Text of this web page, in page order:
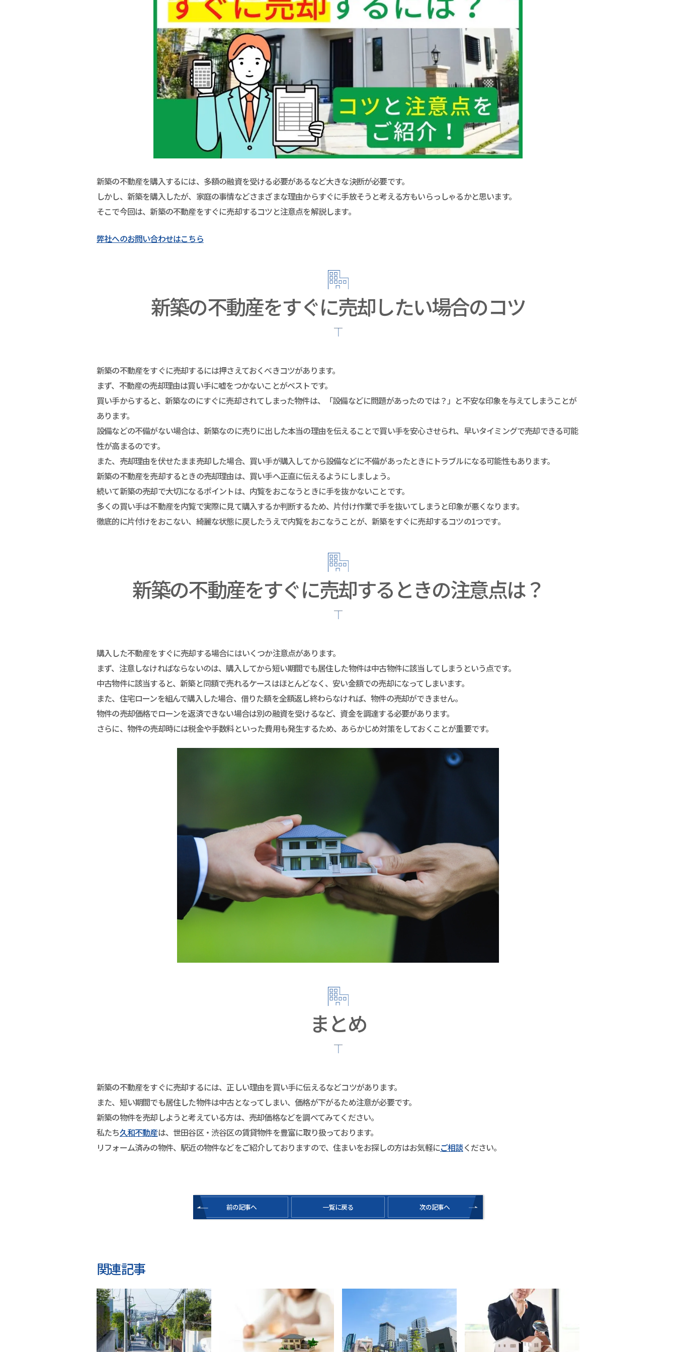
新築の不動産を購入するには、多額の融資を受ける必要があるなど大きな決断が必要です。
しかし、新築を購入したが、家庭の事情などさまざまな理由からすぐに手放そうと考える方もいらっしゃるかと思います。
そこで今回は、新築の不動産をすぐに売却するコツと注意点を解説します。
弊社へのお問い合わせはこちら
新築の不動産をすぐに売却したい場合のコツ
新築の不動産をすぐに売却するには押さえておくべきコツがあります。
まず、不動産の売却理由は買い手に嘘をつかないことがベストです。
買い手からすると、新築なのにすぐに売却されてしまった物件は、「設備などに問題があったのでは？」と不安な印象を与えてしまうことが
あります。
設備などの不備がない場合は、新築なのに売りに出した本当の理由を伝えることで買い手を安心させられ、早いタイミングで売却できる可能
性が高まるのです。
また、売却理由を伏せたまま売却した場合、買い手が購入してから設備などに不備があったときにトラブルになる可能性もあります。
新築の不動産を売却するときの売却理由は、買い手へ正直に伝えるようにしましょう。
続いて新築の売却で大切になるポイントは、内覧をおこなうときに手を抜かないことです。
多くの買い手は不動産を内覧で実際に見て購入するか判断するため、片付け作業で手を抜いてしまうと印象が悪くなります。
徹底的に片付けをおこない、綺麗な状態に戻したうえで内覧をおこなうことが、新築をすぐに売却するコツの1つです。
新築の不動産をすぐに売却するときの注意点は？
購入した不動産をすぐに売却する場合にはいくつか注意点があります。
まず、注意しなければならないのは、購入してから短い期間でも居住した物件は中古物件に該当してしまうという点です。
中古物件に該当すると、新築と同額で売れるケースはほとんどなく、安い金額での売却になってしまいます。
また、住宅ローンを組んで購入した場合、借りた額を全額返し終わらなければ、物件の売却ができません。
物件の売却価格でローンを返済できない場合は別の融資を受けるなど、資金を調達する必要があります。
さらに、物件の売却時には税金や手数料といった費用も発生するため、あらかじめ対策をしておくことが重要です。
まとめ
新築の不動産をすぐに売却するには、正しい理由を買い手に伝えるなどコツがあります。
また、短い期間でも居住した物件は中古となってしまい、価格が下がるため注意が必要です。
新築の物件を売却しようと考えている方は、売却価格などを調べてみてください。
私たち久和不動産は、世田谷区・渋谷区の賃貸物件を豊富に取り扱っております。
リフォーム済みの物件、駅近の物件などをご紹介しておりますので、住まいをお探しの方はお気軽にご相談ください。
前の記事へ 一覧に戻る 次の記事へ
関連記事